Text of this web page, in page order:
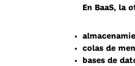
En BaaS, la
colas de
bases de